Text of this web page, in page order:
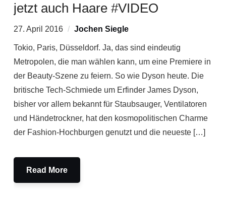
jetzt auch Haare #VIDEO
27. April 2016 Jochen Siegle
Tokio, Paris, Düsseldorf. Ja, das sind eindeutig
Metropolen, die man wählen kann, um eine Premiere in
der Beauty-Szene zu feiern. So wie Dyson heute. Die
britische Tech-Schmiede um Erfinder James Dyson,
bisher vor allem bekannt für Staubsauger, Ventilatoren
und Händetrockner, hat den kosmopolitischen Charme
der Fashion-Hochburgen genutzt und die neueste […]
Read More